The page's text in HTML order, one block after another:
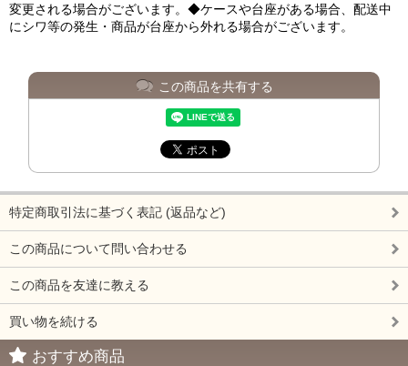
変更される場合がございます。◆ケースや台座がある場合、配送中
にシワ等の発生・商品が台座から外れる場合がございます。
この商品を共有する
特定商取引法に基づく表記 (返品など)
この商品について問い合わせる
この商品を友達に教える
買い物を続ける
おすすめ商品